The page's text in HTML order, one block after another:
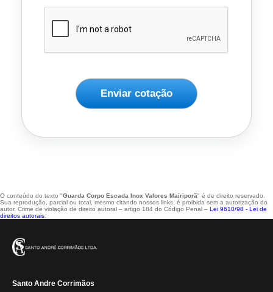
Enviar cotação
O conteúdo do texto "Guarda Corpo Escada Inox Valores Mairiporã" é de direito reservado.
Sua reprodução, parcial ou total, mesmo citando nossos links, é proibida sem a autorização do
autor. Crime de violação de direito autoral – artigo 184 do Código Penal – Lei 9610/98 - Lei de
direitos autorais
Santo Andre Corrimãos